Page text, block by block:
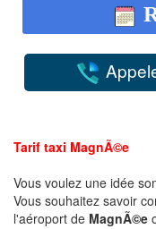
Tarif taxi MagnÃ©e
Vous voulez une idée
Vous souhaitez savoir
l'aéroport de MagnÃ©e